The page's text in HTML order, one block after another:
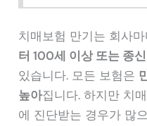
치매보험 만기는 회사
터 100세 이상 또는 종
있습니다. 모든 보험은
높아집니다. 하지만 치
에 진단받는 경우가 많